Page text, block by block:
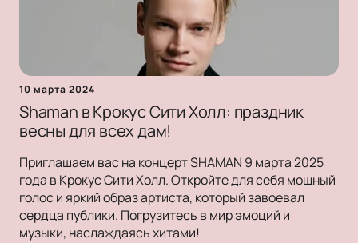
10 марта 2024
Shaman в Крокус Сити Холл: праздник
весны для всех дам!
Приглашаем вас на концерт SHAMAN 9 марта 2025
года в Крокус Сити Холл. Откройте для себя мощный
голос и яркий образ артиста, который завоевал
сердца публики. Погрузитесь в мир эмоций и
музыки, наслаждаясь хитами!